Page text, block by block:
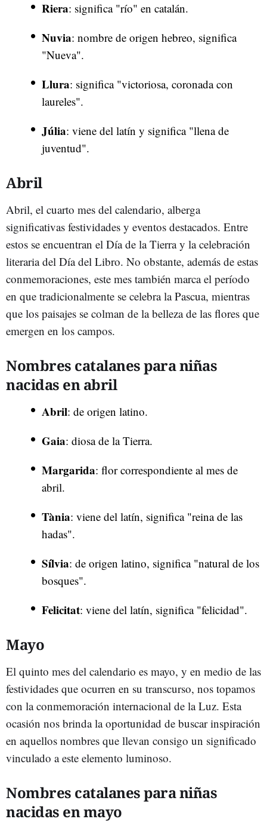
Riera: significa "río" en catalán.
Nuvia: nombre de origen hebreo, significa
"Nueva".
Llura: significa "victoriosa, coronada con
laureles".
Júlia: viene del latín y significa "llena de
juventud".
Abril
Abril, el cuarto mes del calendario, alberga
significativas festividades y eventos destacados. Entre
estos se encuentran el Día de la Tierra y la celebración
literaria del Día del Libro. No obstante, además de estas
conmemoraciones, este mes también marca el período
en que tradicionalmente se celebra la Pascua, mientras
que los paisajes se colman de la belleza de las flores que
emergen en los campos.
Nombres catalanes para niñas
nacidas en abril
Abril: de origen latino.
Gaia: diosa de la Tierra.
Margarida: flor correspondiente al mes de
abril.
Tània: viene del latín, significa "reina de las
hadas".
Sílvia: de origen latino, significa "natural de los
bosques".
Felicitat: viene del latín, significa "felicidad".
Mayo
El quinto mes del calendario es mayo, y en medio de las
festividades que ocurren en su transcurso, nos topamos
con la conmemoración internacional de la Luz. Esta
ocasión nos brinda la oportunidad de buscar inspiración
en aquellos nombres que llevan consigo un significado
vinculado a este elemento luminoso.
Nombres catalanes para niñas
nacidas en mayo